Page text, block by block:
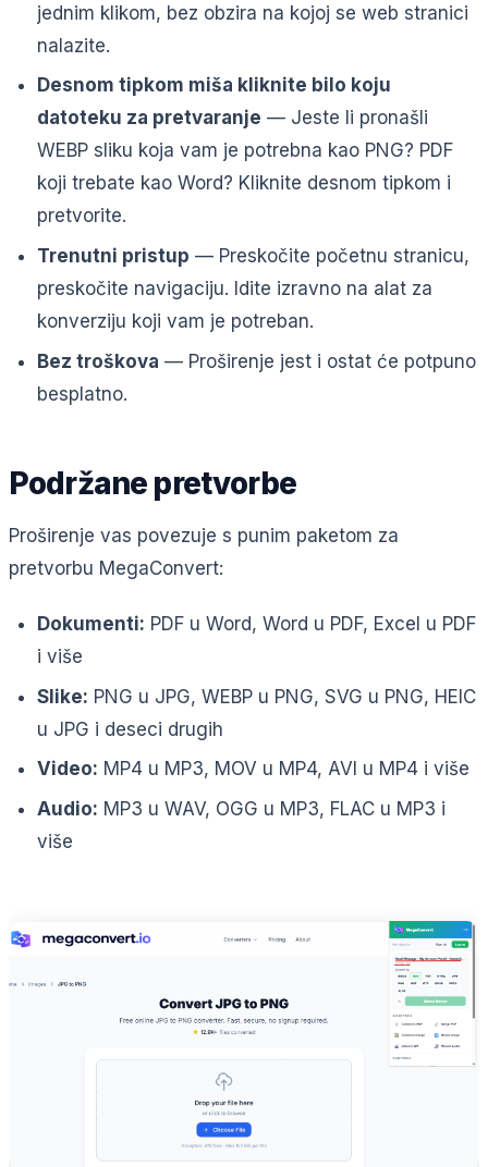
jednim klikom, bez obzira na kojoj se web stranici
nalazite.
Desnom tipkom miša kliknite bilo koju
datoteku za pretvaranje — Jeste li pronašli
WEBP sliku koja vam je potrebna kao PNG? PDF
koji trebate kao Word? Kliknite desnom tipkom i
pretvorite.
Trenutni pristup — Preskočite početnu stranicu,
preskočite navigaciju. Idite izravno na alat za
konverziju koji vam je potreban.
Bez troškova — Proširenje jest i ostat će potpuno
besplatno.
Podržane pretvorbe
Proširenje vas povezuje s punim paketom za
pretvorbu MegaConvert:
Dokumenti: PDF u Word, Word u PDF, Excel u PDF
i više
Slike: PNG u JPG, WEBP u PNG, SVG u PNG, HEIC
u JPG i deseci drugih
Video: MP4 u MP3, MOV u MP4, AVI u MP4 i više
Audio: MP3 u WAV, OGG u MP3, FLAC u MP3 i
više